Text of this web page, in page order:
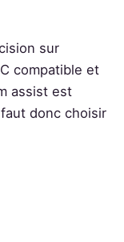
sur
compatible et
assist est
donc choisir